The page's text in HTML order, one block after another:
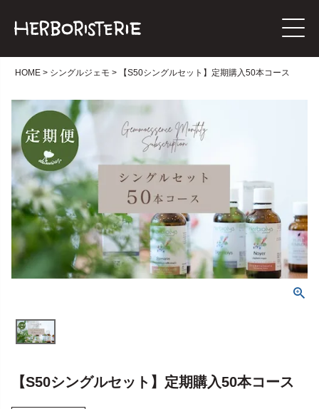
HOME シングルジェモ 【S50シングルセット】定期購入50本コース
【S50シングルセット】定期購入50本コース